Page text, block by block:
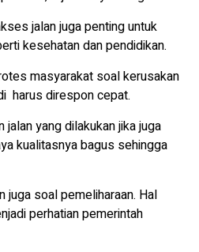
jalan juga penting untuk
kesehatan dan pendidikan.
masyarakat soal kerusakan
harus direspon cepat.
jalan yang dilakukan jika juga
kualitasnya bagus sehingga
juga soal pemeliharaan. Hal
perhatian pemerintah